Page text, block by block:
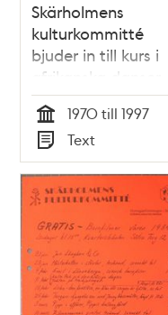
Skärholmens
kulturkommitté
bjuder in till kurs i
afrikanska danser
Tid
1970 till 1997
Typ
Text